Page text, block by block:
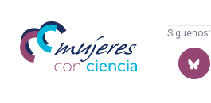
Mujeres
con
ciencia
Síguenos: